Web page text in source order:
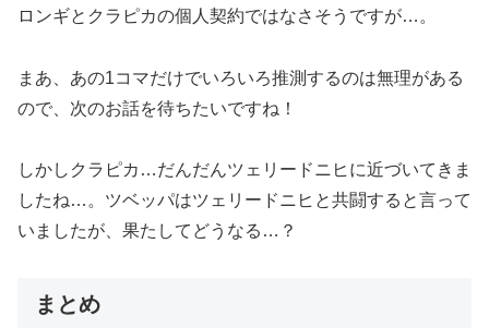
ロンギとクラピカの個人契約ではなさそうですが…。
まあ、あの1コマだけでいろいろ推測するのは無理がある
ので、次のお話を待ちたいですね！
しかしクラピカ…だんだんツェリードニヒに近づいてきま
したね…。ツベッパはツェリードニヒと共闘すると言って
いましたが、果たしてどうなる…？
まとめ